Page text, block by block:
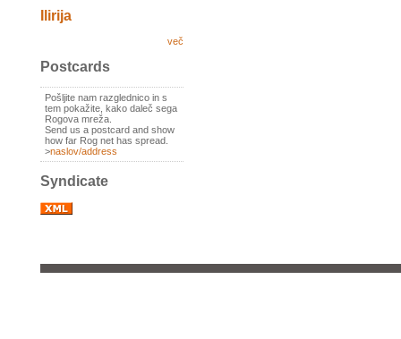
Ilirija
več
Postcards
Pošljite nam razglednico in s
tem pokažite, kako daleč sega
Rogova mreža.
Send us a postcard and show
how far Rog net has spread.
>naslov/address
Syndicate